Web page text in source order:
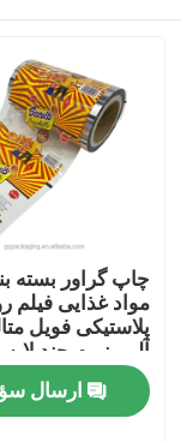
خانه
محصولات
چاپ گراور بسته
مواد غذایی فیلم
پلاستیکی فویل
آلومینیوم چند لایه
ارسال